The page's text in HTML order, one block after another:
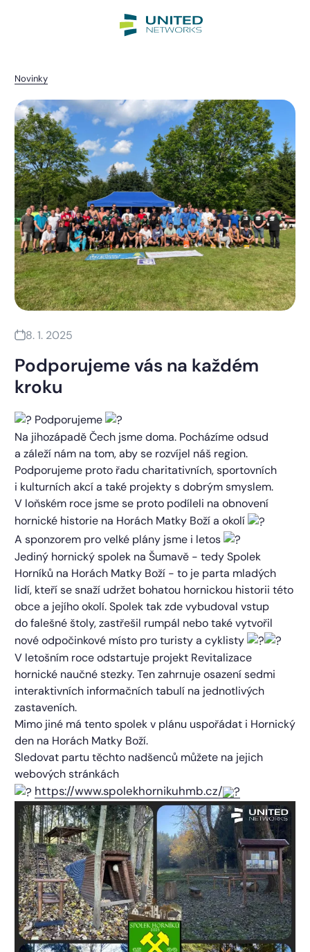
Novinky
8. 1. 2025
Podporujeme vás na každém
kroku
Podporujeme
Na jihozápadě Čech jsme doma. Pocházíme odsud
a záleží nám na tom, aby se rozvíjel náš region.
Podporujeme proto řadu charitativních, sportovních
i kulturních akcí a také projekty s dobrým smyslem.
V loňském roce jsme se proto podíleli na obnovení
hornické historie na Horách Matky Boží a okolí
A sponzorem pro velké plány jsme i letos
Jediný hornický spolek na Šumavě - tedy Spolek
Horníků na Horách Matky Boží - to je parta mladých
lidí, kteří se snaží udržet bohatou hornickou historii této
obce a jejího okolí. Spolek tak zde vybudoval vstup
do falešné štoly, zastřešil rumpál nebo také vytvořil
nové odpočinkové místo pro turisty a cyklisty
V letošním roce odstartuje projekt Revitalizace
hornické naučné stezky. Ten zahrnuje osazení sedmi
interaktivních informačních tabulí na jednotlivých
zastaveních.
Mimo jiné má tento spolek v plánu uspořádat i Hornický
den na Horách Matky Boží.
Sledovat partu těchto nadšenců můžete na jejich
webových stránkách
https://www.spolekhornikuhmb.cz/